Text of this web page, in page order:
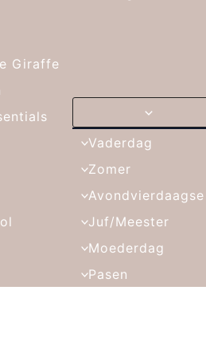
Giraffe
Vaderdag
Zomer
Avondvierdaagse
Juf/Meester
Moederdag
Pasen